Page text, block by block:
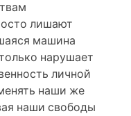
лишают
машина
нарушает
личной
наши же
наши свободы